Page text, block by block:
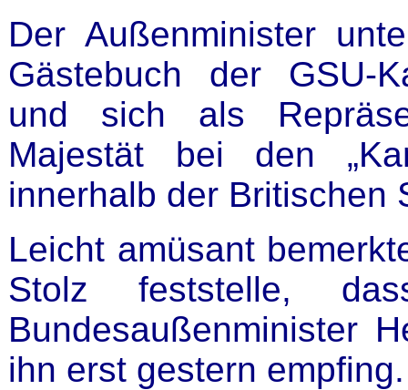
Der Außenminister
Gästebuch der GSU-
und sich als
Majestät bei den
innerhalb der Britischen
Leicht amüsant
Stolz feststelle,
Bundesaußenminister
ihn erst gestern empfing.